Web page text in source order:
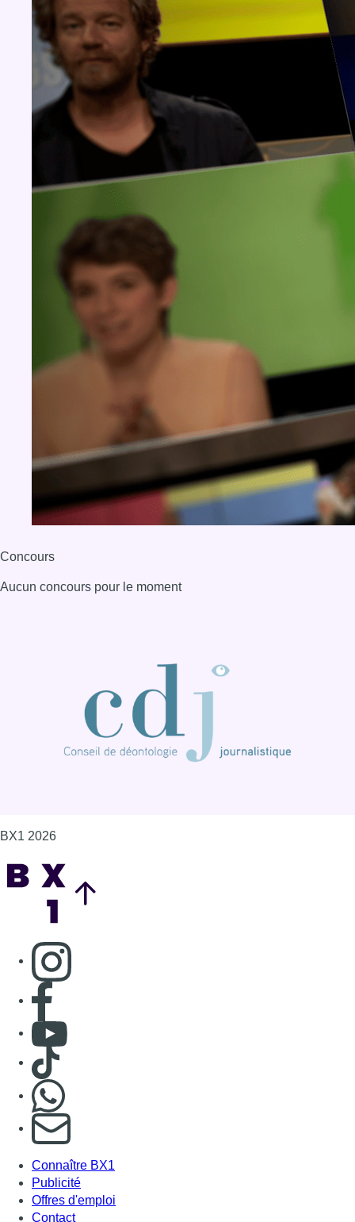
Concours
Aucun concours pour le moment
BX1 2026
Consulter page Instagram
Consulter page Facebook
Consulter Youtube
Consulter TikTok
S'abonner à notre newsletter
Connaître BX1
Publicité
Offres d'emploi
Contact